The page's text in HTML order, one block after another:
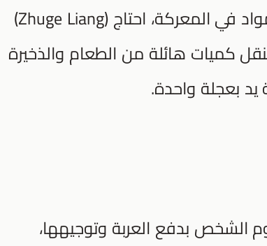
العسكرية، كانت تستخدم لحمل الرجال والمواد في المعركة، احتاج (Zhuge Liang)
كميات هائلة من الطعام والذخيرة
يد بعجلة واحدة.
الشخص بدفع العربة وتوجيهها،